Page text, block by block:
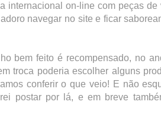
internacional on-line com peças
navegar no site e ficar
bem feito é recompensado, no
troca poderia escolher alguns
conferir o que veio! E não
postar por lá, e em breve